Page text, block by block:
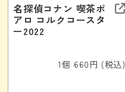
名探偵コナン 喫茶ポ
アロ コルクコースタ
ー2022
1個 660円 (税込)